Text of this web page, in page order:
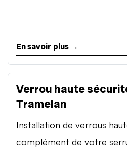
En savoir plus →
Verrou haute
Tramelan
Installation de verrous
complément de votre